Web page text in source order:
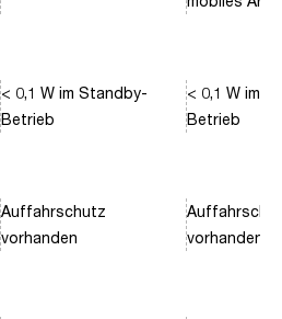
< 0,1 W im Standby-
Betrieb
Auffahrschutz
vorhanden
< 0,1 W im
Betrieb
vorhanden